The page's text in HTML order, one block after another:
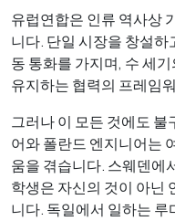
유럽연합은 인류 역사상
니다. 단일 시장을 창설
동 통화를 가지며, 수 세
유지하는 협력의 프레임
그러나 이 모든 것에도
어와 폴란드 엔지니어는
움을 겪습니다. 스웨덴에
학생은 자신의 것이 아닌
니다. 독일에서 일하는